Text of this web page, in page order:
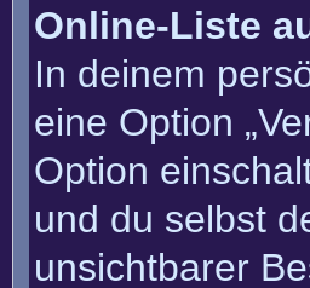
Online-Liste
In deinem
eine Option
Option
und du selbst
unsichtbarer